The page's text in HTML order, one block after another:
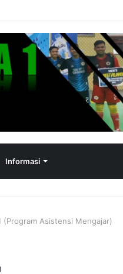
Informasi
(Program Asistensi Mengajar)